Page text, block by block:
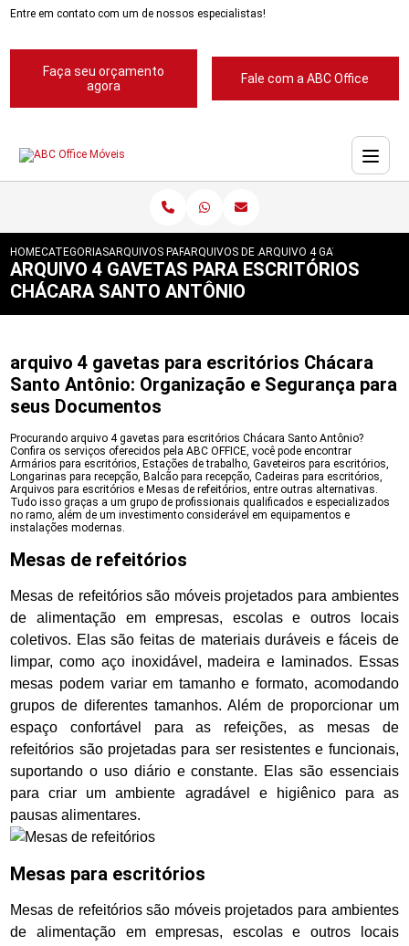
Entre em contato com um de nossos especialistas!
Faça seu orçamento
agora
Fale com a ABC Office
HOMECATEGORIASARQUIVOS PARA ESCRITORIOS
ARQUIVOS DE ACO 4 GAVETAS
ARQUIVO 4 GAVETAS PARA
ARQUIVO 4 GAVETAS PARA ESCRITÓRIOS
CHÁCARA SANTO ANTÔNIO
arquivo 4 gavetas para escritórios Chácara
Santo Antônio: Organização e Segurança para
seus Documentos
Procurando arquivo 4 gavetas para escritórios Chácara Santo Antônio?
Confira os serviços oferecidos pela ABC OFFICE, você pode encontrar
Armários para escritórios, Estações de trabalho, Gaveteiros para escritórios,
Longarinas para recepção, Balcão para recepção, Cadeiras para escritórios,
Arquivos para escritórios e Mesas de refeitórios, entre outras alternativas.
Tudo isso graças a um grupo de profissionais qualificados e especializados
no ramo, além de um investimento considerável em equipamentos e
instalações modernas.
Mesas de refeitórios
Mesas de refeitórios são móveis projetados para ambientes
de alimentação em empresas, escolas e outros locais
coletivos. Elas são feitas de materiais duráveis e fáceis de
limpar, como aço inoxidável, madeira e laminados. Essas
mesas podem variar em tamanho e formato, acomodando
grupos de diferentes tamanhos. Além de proporcionar um
espaço confortável para as refeições, as mesas de
refeitórios são projetadas para ser resistentes e funcionais,
suportando o uso diário e constante. Elas são essenciais
para criar um ambiente agradável e higiênico para as
pausas alimentares.
Mesas para escritórios
Mesas de refeitórios são móveis projetados para ambientes
de alimentação em empresas, escolas e outros locais